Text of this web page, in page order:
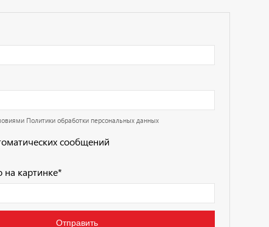
Политики обработки персональных данных
сообщений
на картинке*